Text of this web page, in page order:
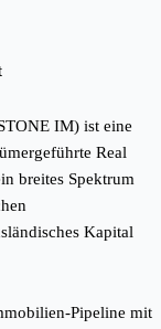
IM) ist eine
Real
breites Spektrum
Kapital
Pipeline mit